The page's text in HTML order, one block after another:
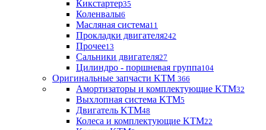
Кикстартер35
Коленвалы6
Масляная система11
Прокладки двигателя242
Прочее13
Сальники двигателя27
Цилиндро - поршневая группа104
Оригинальные запчасти KTM 366
Амортизаторы и комплектующие KTM32
Выхлопная система KTM5
Двигатель KTM48
Колеса и комплектующие KTM22